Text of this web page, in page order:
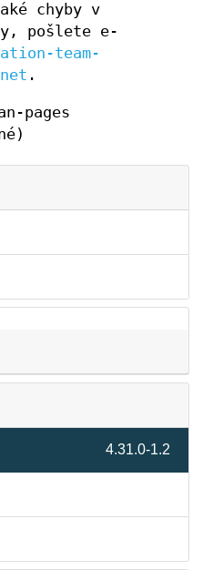
4.31.0-1.2
chyby v
pošlete e-
team-
.
pages